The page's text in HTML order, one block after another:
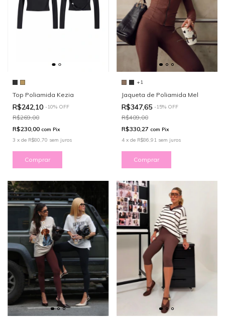
Top Poliamida Kezia
R$242,10 -10% OFF
R$269,00
R$230,00 com Pix
3 x de R$80,70 sem juros
Comprar
+1
Jaqueta de Poliamida Mel
R$347,65 -15% OFF
R$409,00
R$330,27 com Pix
4 x de R$86,91 sem juros
Comprar